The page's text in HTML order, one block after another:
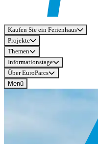
Kaufen Sie ein Ferienhaus
Projekte
Themen
Informationstage
Über EuroParcs
Menü